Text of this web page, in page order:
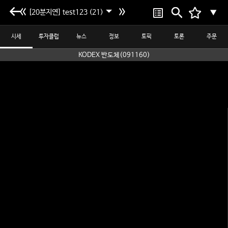
[20분지연] test123 (21) ▼
시세 투자클럽 뉴스 정보 토픽 토론 주문
KODEX 반도체(091160)